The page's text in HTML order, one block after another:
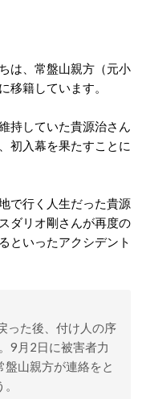
は、常盤山親方（元小
移籍しています。
持していた貴源治さん
初入幕を果たすことに
で行く人生だった貴源
ダリオ剛さんが再度の
といったアクシデント
った後、付け人の序
9月2日に被害者力
山親方が連絡をと